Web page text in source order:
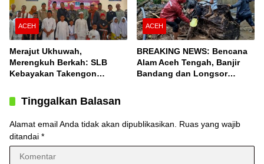
ACEH
Merajut Ukhuwah,
Merengkuh Berkah: SLB
Kebayakan Takengon
ACEH
BREAKING NEWS: Bencana
Alam Aceh Tengah, Banjir
Bandang dan Longsor
Tinggalkan Balasan
Alamat email Anda tidak akan dipublikasikan.
Ruas yang wajib
ditandai *